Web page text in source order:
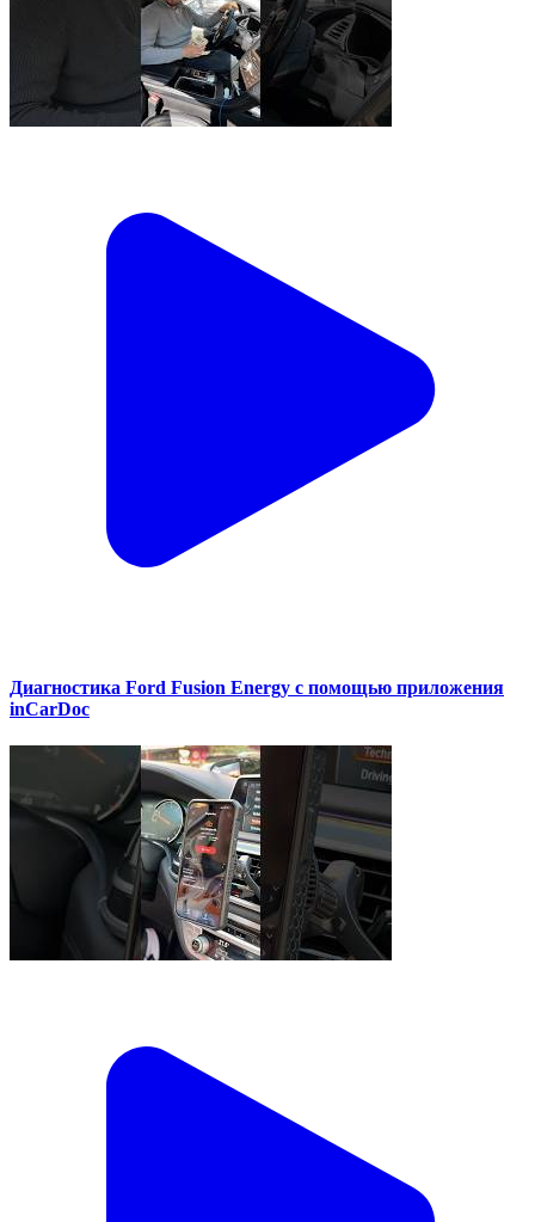
Диагностика Ford Fusion Energy с помощью приложения
inCarDoc